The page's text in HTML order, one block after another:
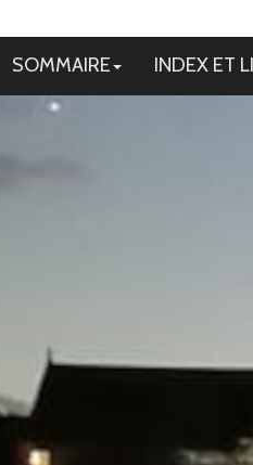
SOMMAIRE INDEX ET